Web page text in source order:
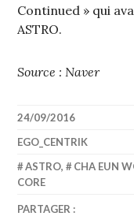
Continued » qui
ASTRO.
Source : Naver
24/09/2016
EGO_CENTRIK
ASTRO, CHA EUN
CORE
PARTAGER :